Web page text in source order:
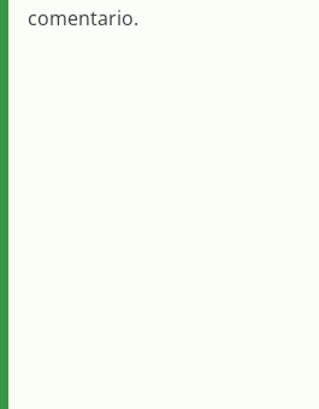
comentario.